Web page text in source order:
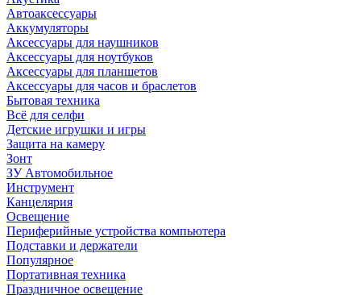
Автоаксессуары
Аккумуляторы
Аксессуары для наушников
Аксессуары для ноутбуков
Аксессуары для планшетов
Аксессуары для часов и браслетов
Бытовая техника
Всё для селфи
Детские игрушки и игры
Защита на камеру
Зонт
ЗУ Автомобильное
Инструмент
Канцелярия
Освещение
Периферийные устройства компьютера
Подставки и держатели
Популярное
Портативная техника
Праздничное освещение